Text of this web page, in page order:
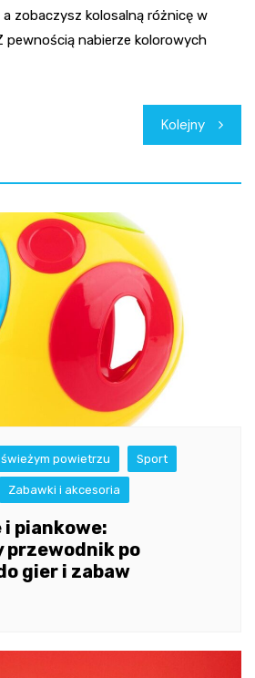
zobaczysz kolosalną różnicę w
pewnością nabierze kolorowych
Kolejny
powietrzu Sport
Zabawki i akcesoria
i piankowe:
przewodnik po
gier i zabaw